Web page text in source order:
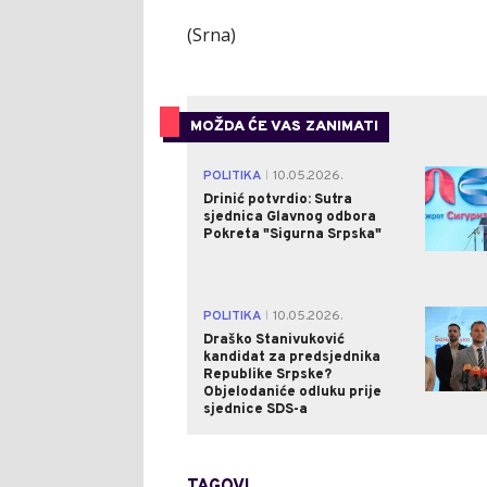
(Srna)
MOŽDA ĆE VAS ZANIMATI
POLITIKA
10.05.2026.
Drinić potvrdio: Sutra
sjednica Glavnog odbora
Pokreta "Sigurna Srpska"
POLITIKA
10.05.2026.
Draško Stanivuković
kandidat za predsjednika
Republike Srpske?
Objelodaniće odluku prije
sjednice SDS-a